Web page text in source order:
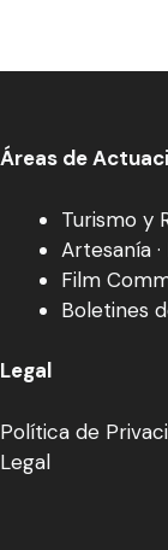
Áreas de
Turismo y
Artesanía
Film
Boletines
Legal
Política de
Legal